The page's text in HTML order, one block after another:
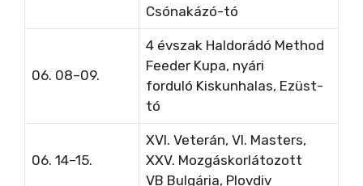
Csónakázó-tó
06. 08–09.
4 évszak Haldorádó Method
Feeder Kupa, nyári
forduló Kiskunhalas, Ezüst-
tó
06. 14–15.
XVI. Veterán, VI. Masters,
XXV. Mozgáskorlátozott
VB Bulgária, Plovdiv